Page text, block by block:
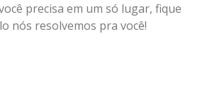
precisa em um só lugar, fique
nós resolvemos pra você!